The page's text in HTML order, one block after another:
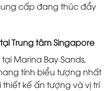
cấp đang thúc đẩy
Trung tâm Singapore
Marina Bay Sands,
tính biểu tượng nhất
kế ấn tượng và vị trí